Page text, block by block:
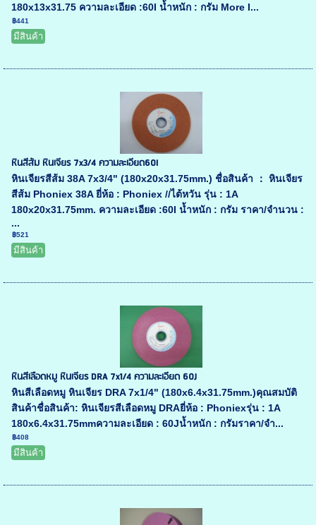
180x13x31.75 ความละเอียด :60I น้ำหนัก : กรัม More I...
฿441
มีสินค้า
หินสีส้ม หินเจียร 7x3/4 ความละเอียด60I
หินเจียรสีส้ม 38A 7x3/4" (180x20x31.75mm.) ชื่อสินค้า ： หินเจียร
สีส้ม Phoniex 38A ยี่ห้อ : Phoniex //ไต้หวัน รุ่น : 1A
180x20x31.75mm. ความละเอียด :60I น้ำหนัก : กรัม ราคา/จำนวน :
...
฿521
มีสินค้า
หินสีเลือดหมู หินเจียร DRA 7x1/4 ความละเอียด 60J
หินสีเลือดหมู หินเจียร DRA 7x1/4" (180x6.4x31.75mm.)คุณสมบัติ
สินค้าชื่อสินค้า: หินเจียรสีเลือดหมู DRAยี่ห้อ : Phoniexรุ่น : 1A
180x6.4x31.75mmความละเอียด : 60Jน้ำหนัก : กรัมราคา/จำ...
฿408
มีสินค้า